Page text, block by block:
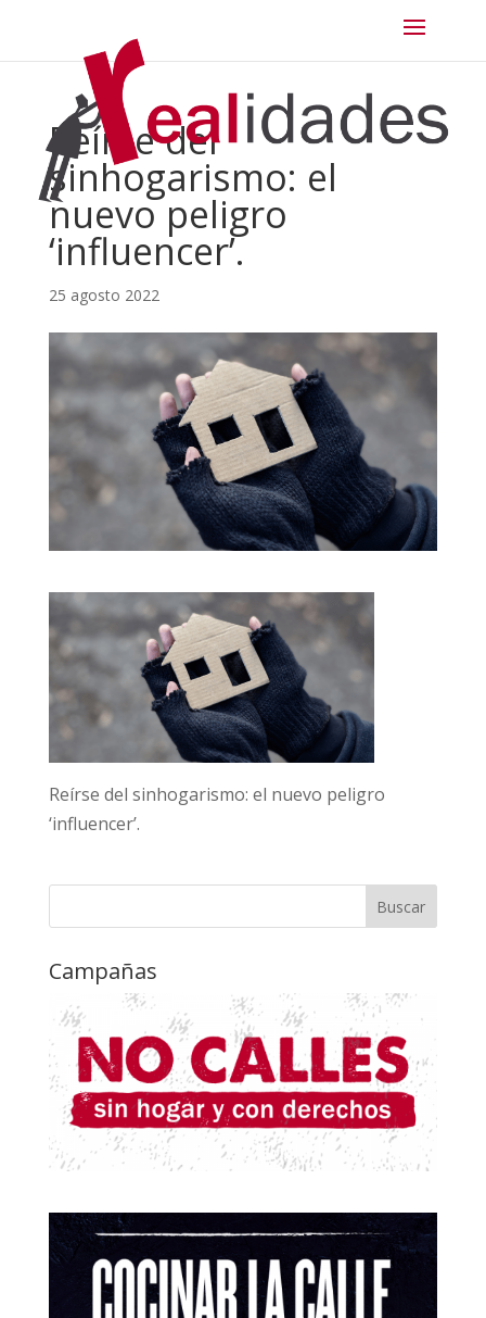
Reírse del
sinhogarismo: el
nuevo peligro
‘influencer’.
25 agosto 2022
Reírse del sinhogarismo: el nuevo peligro
‘influencer’.
Campañas